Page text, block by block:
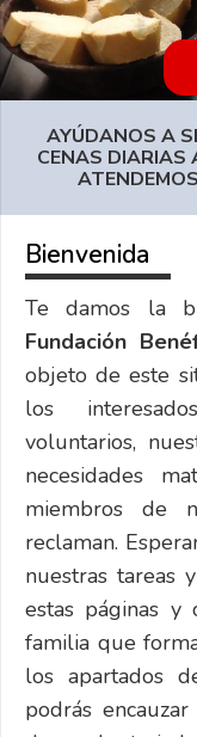
AYÚDANOS A
CENAS DIARIAS
Bienvenida
Te damos la
Fundación
objeto de este
los
voluntarios,
necesidades
miembros de
reclaman.
nuestras tareas
estas páginas
familia que
los apartados
podrás